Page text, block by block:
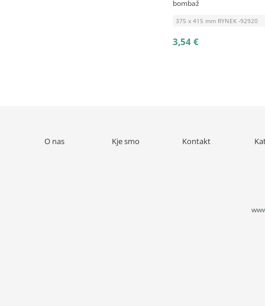
bombaž
375 x 415 mm RYNEK -92920
3,54 €
O nas Kje smo Kontakt